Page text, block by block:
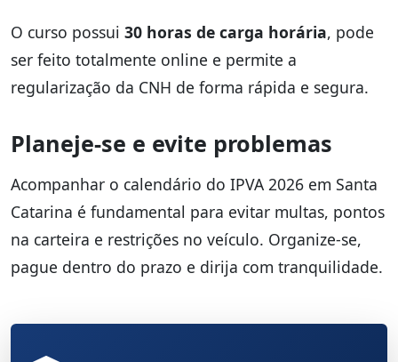
O curso possui 30 horas de carga horária, pode
ser feito totalmente online e permite a
regularização da CNH de forma rápida e segura.
Planeje-se e evite problemas
Acompanhar o calendário do IPVA 2026 em Santa
Catarina é fundamental para evitar multas, pontos
na carteira e restrições no veículo. Organize-se,
pague dentro do prazo e dirija com tranquilidade.